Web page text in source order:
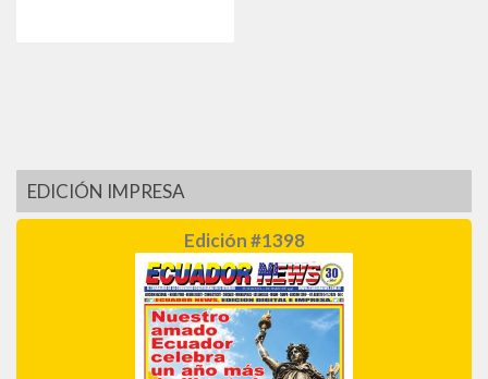
EDICIÓN IMPRESA
Edición #1398